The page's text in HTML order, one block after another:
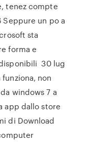
tenez compte
Seppure un po a
sta
forma e
30 lug
non
windows 7 a
app dallo store
di Download